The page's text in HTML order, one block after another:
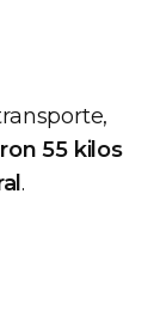
55 kilos
.